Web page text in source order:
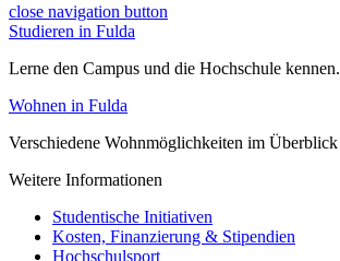
close navigation button
Studieren in Fulda
Lerne den Campus und die Hochschule kennen.
Wohnen in Fulda
Verschiedene Wohnmöglichkeiten im Überblick
Weitere Informationen
Studentische Initiativen
Kosten, Finanzierung & Stipendien
Hochschulsport